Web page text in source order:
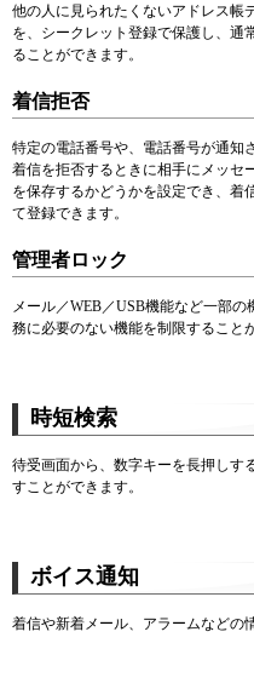
他の人に見られたくないアドレス帳
を、シークレット登録で保護し、通
ることができます。
着信拒否
特定の電話番号や、電話番号が通知
着信を拒否するときに相手にメッセ
を保存するかどうかを設定でき、着
て登録できます。
管理者ロック
メール／WEB／USB機能など一部
務に必要のない機能を制限すること
時短検索
待受画面から、数字キーを長押しす
すことができます。
ボイス通知
着信や新着メール、アラームなどの